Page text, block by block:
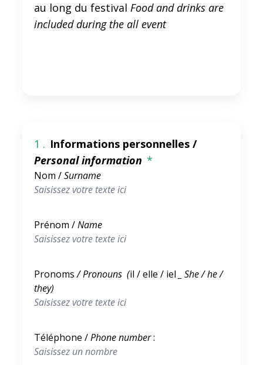
au long du festival Food and drinks are
included during the all event
1 . Informations personnelles /
Personal information *
Nom /Surname
Prénom /Name
Pronoms/ Pronouns (il / elle / iel
_ She / he /
they)
Téléphone /Phone number: